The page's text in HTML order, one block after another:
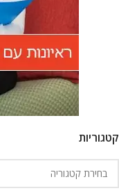
קטגוריות